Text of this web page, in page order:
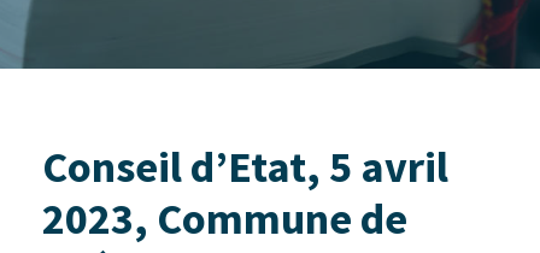
Conseil d’Etat, 5 avril
2023, Commune de